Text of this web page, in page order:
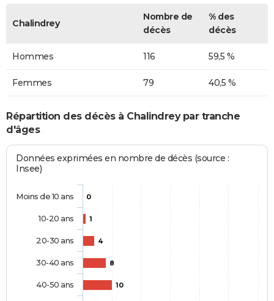
Chalindrey
Nombre de
décès
% des
décès
Hommes 116 59,5 %
Femmes 79 40,5 %
Répartition des décès à Chalindrey par tranche
d'âges
Données exprimées en nombre de décès (source :
Insee)
0
1
4
8
10
Moins de 10 ans
10-20 ans
20-30 ans
30-40 ans
40-50 ans